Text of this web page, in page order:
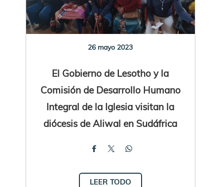
26 mayo 2023
El Gobierno de Lesotho y la
Comisión de Desarrollo Humano
Integral de la Iglesia visitan la
diócesis de Aliwal en Sudáfrica
LEER TODO